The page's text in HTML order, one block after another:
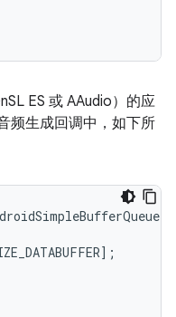
ES 或 AAudio）的应
频生成回调中，如下所
] ;